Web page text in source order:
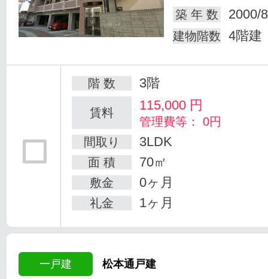
築 年 数
2000/
建物階数 4階建
階 数 3階
賃料 115,000 円
管理費等： 0円
間取り
3LDK
面 積 70㎡
敷金 0ヶ月
礼金 1ヶ月
一戸建 松本通戸建